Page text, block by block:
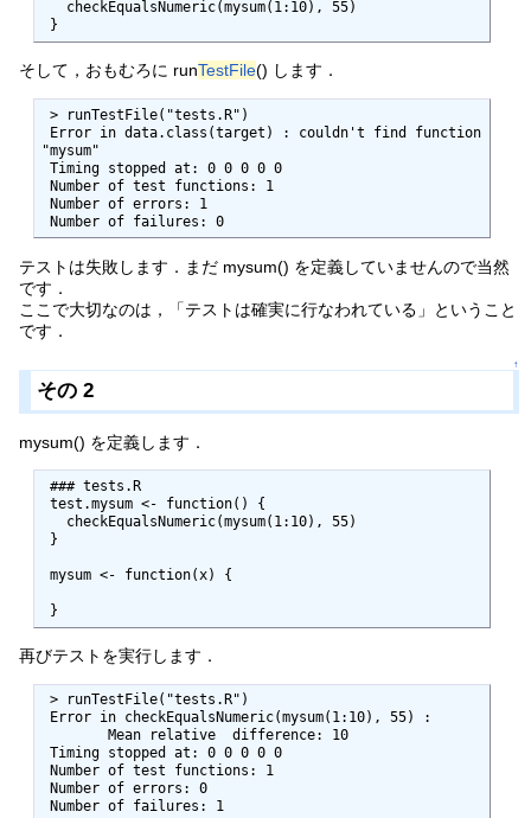
}
そして，おもむろに runTestFile() します．
"mysum"
Number of failures: 0
テストは失敗します．まだ mysum() を定義していませんので当然
です．
ここで大切なのは，「テストは確実に行なわれている」ということ
です．
↑
その 2
mysum() を定義します．
}
再びテストを実行します．
Number of failures: 1